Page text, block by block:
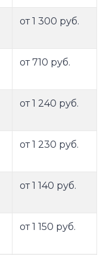
от 1 300 руб.
от 710 руб.
от 1 240 руб.
от 1 230 руб.
от 1 140 руб.
от 1 150 руб.